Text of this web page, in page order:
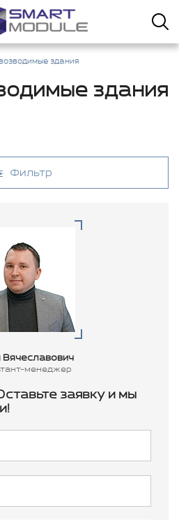
здания
здания
Фильтр
Вячеславович
менеджер
заявку и мы